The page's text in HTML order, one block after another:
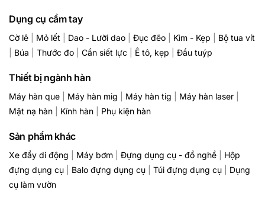
Dụng cụ cầm tay
Cờ lê Mỏ lết Dao - Lưỡi dao Đục đẽo Kìm - Kẹp
Bộ tua vít
Búa Thước đo Cần siết lực Ê tô, kẹp Đầu tuýp
Thiết bị ngành hàn
Máy hàn que Máy hàn mig Máy hàn tig Máy hàn laser
Mặt nạ hàn
Kính hàn Phụ kiện hàn
Sản phẩm khác
Xe đẩy di động Máy bơm Đựng dụng cụ - đồ nghề
Hộp
đựng dụng cụ
Balo đựng dụng cụ Túi đựng dụng cụ
Dụng
cụ làm vườn